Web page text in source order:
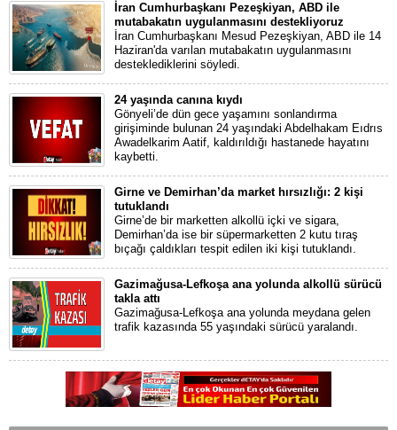
İran Cumhurbaşkanı Pezeşkiyan, ABD ile
mutabakatın uygulanmasını destekliyoruz
İran Cumhurbaşkanı Mesud Pezeşkiyan, ABD ile 14
Haziran'da varılan mutabakatın uygulanmasını
desteklediklerini söyledi.
24 yaşında canına kıydı
Gönyeli’de dün gece yaşamını sonlandırma
girişiminde bulunan 24 yaşındaki Abdelhakam Eıdrıs
Awadelkarim Aatif, kaldırıldığı hastanede hayatını
kaybetti.
Girne ve Demirhan’da market hırsızlığı: 2 kişi
tutuklandı
Girne’de bir marketten alkollü içki ve sigara,
Demirhan’da ise bir süpermarketten 2 kutu tıraş
bıçağı çaldıkları tespit edilen iki kişi tutuklandı.
Gazimağusa-Lefkoşa ana yolunda alkollü sürücü
takla attı
Gazimağusa-Lefkoşa ana yolunda meydana gelen
trafik kazasında 55 yaşındaki sürücü yaralandı.